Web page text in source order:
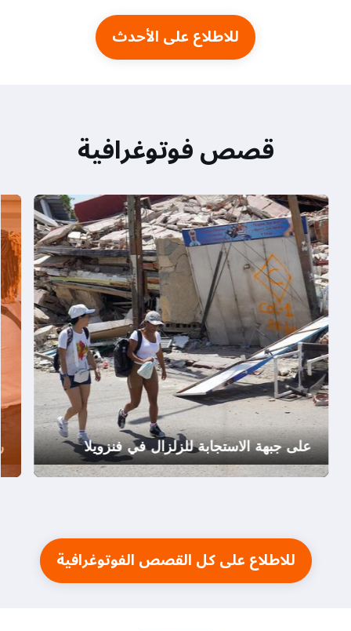
للاطلاع على الأحدث
قصص فوتوغرافية
على جبهة الاستجابة للزلزال في فنزويلا
للاطلاع على كل القصص الفوتوغرافية